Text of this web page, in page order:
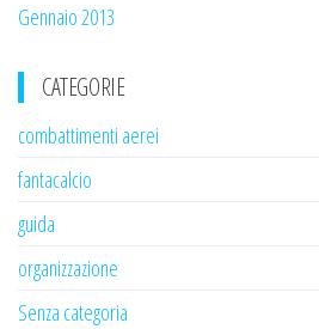
Gennaio 2013
CATEGORIE
combattimenti aerei
fantacalcio
guida
organizzazione
Senza categoria